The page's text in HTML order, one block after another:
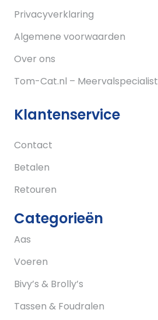
Privacyverklaring
Algemene voorwaarden
Over ons
Tom-Cat.nl – Meervalspecialist
Klantenservice
Contact
Betalen
Retouren
Categorieën
Aas
Voeren
Bivy’s & Brolly’s
Tassen & Foudralen